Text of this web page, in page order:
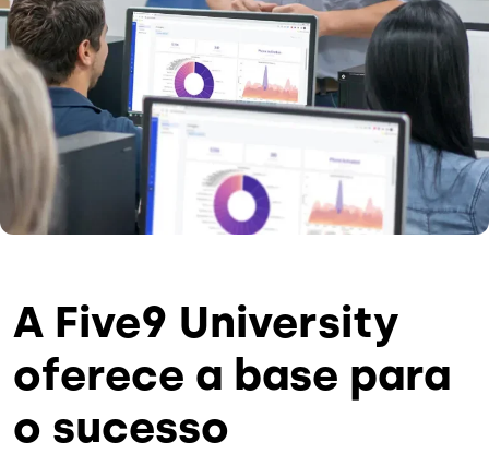
A Five9 University
oferece a base para
o sucesso